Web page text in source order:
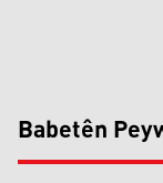
Babetên